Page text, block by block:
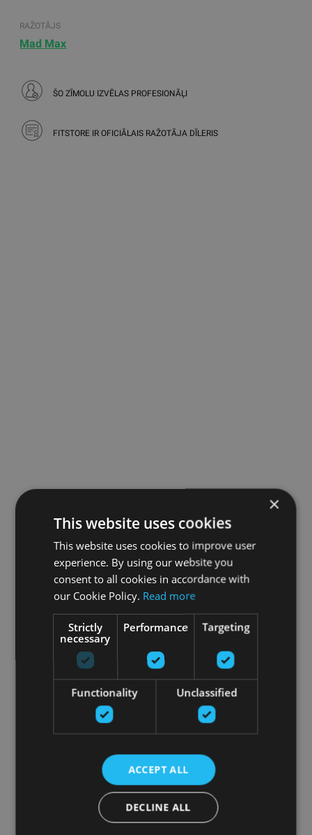
RAŽOTĀJS
Mad Max
ŠO ZĪMOLU IZVĒLAS PROFESIONĀĻI
FITSTORE IR OFICIĀLAIS RAŽOTĀJA DĪLERIS
×
This website uses cookies
This website uses cookies to improve user
experience. By using our website you
consent to all cookies in accordance with
our Cookie Policy. Read more
Strictly
necessary
Performance Targeting
Functionality Unclassified
ACCEPT ALL
DECLINE ALL